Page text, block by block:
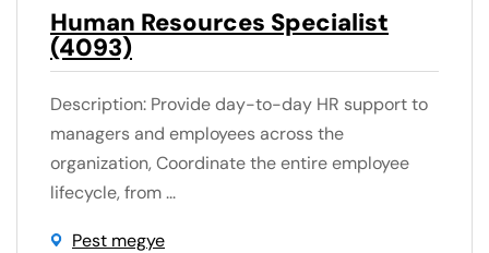
Human Resources Specialist
(4093)
Description: Provide day-to-day HR support to
managers and employees across the
organization, Coordinate the entire employee
lifecycle, from ...
Pest megye